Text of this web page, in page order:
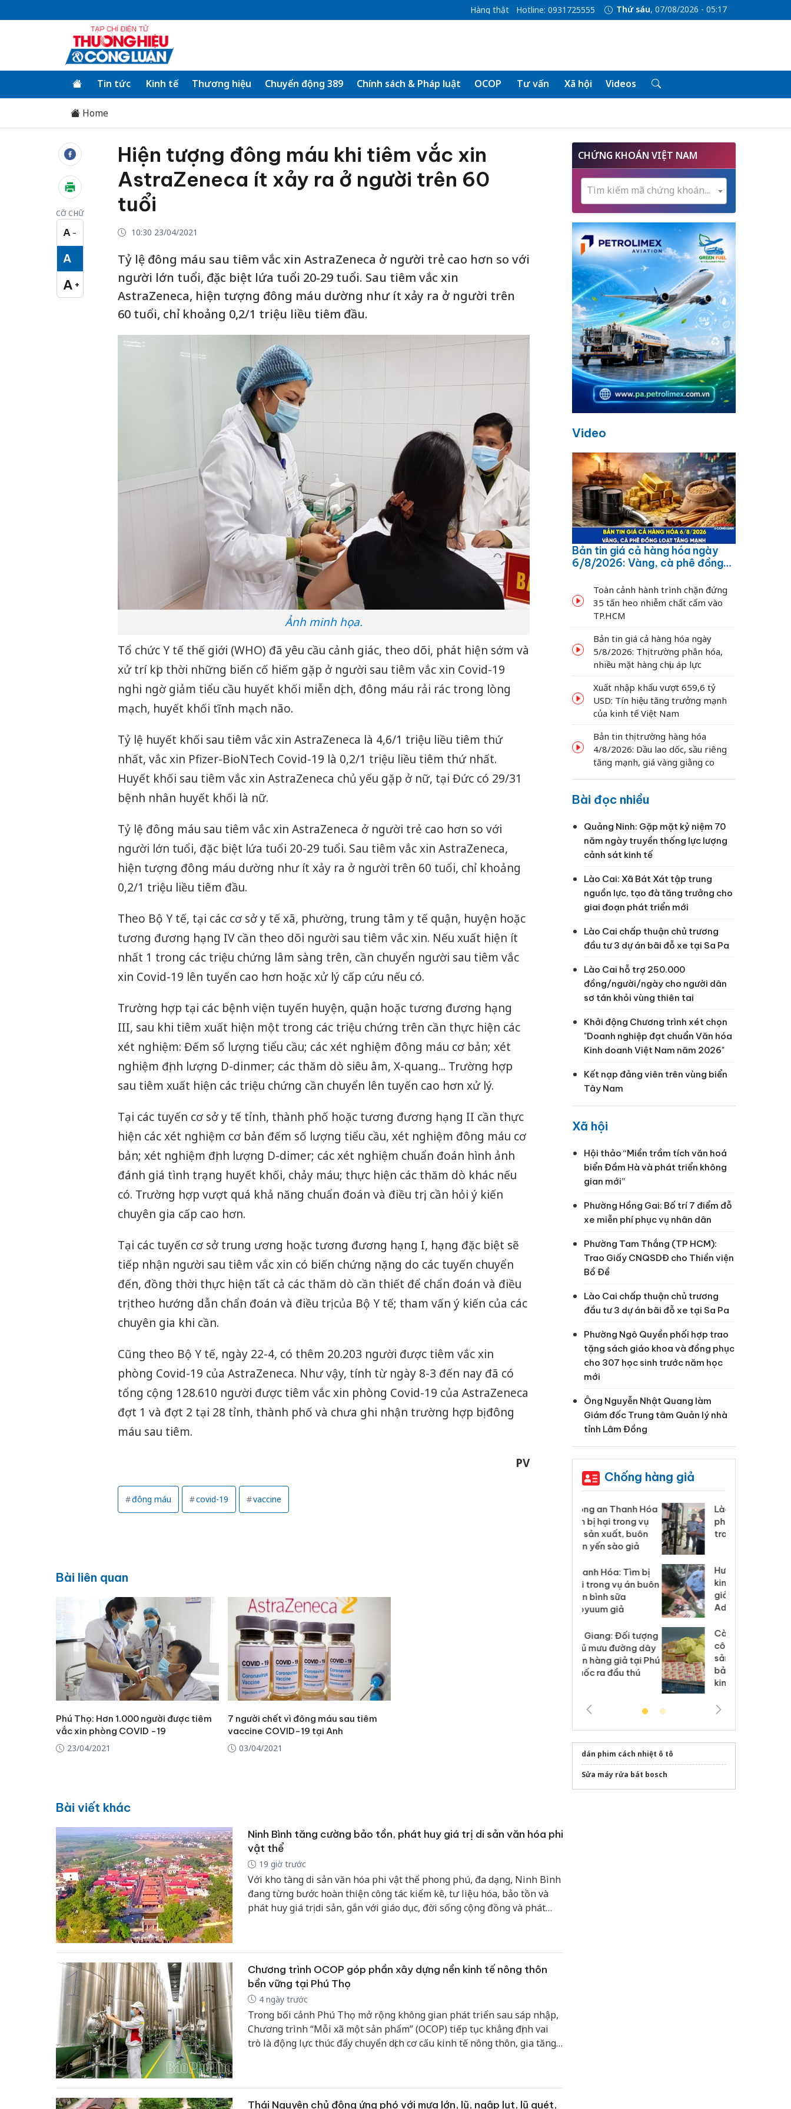
Hàng thật Hotline: 0931725555 Thứ sáu, 07/08/2026 - 05:17
Tin tức Kinh tế Thương hiệu Chuyển động 389 Chính sách & Pháp luật OCOP Tư vấn Xã hội Videos
Home
CỠ CHỮ
A −
Cỡ chữ nhỏ
A
Cỡ chữ vừa
A +
Cỡ chữ lớn
Hiện tượng đông máu khi tiêm vắc xin
AstraZeneca ít xảy ra ở người trên 60
tuổi
10:30 23/04/2021
Tỷ lệ đông máu sau tiêm vắc xin AstraZeneca ở người trẻ cao hơn so với
người lớn tuổi, đặc biệt lứa tuổi 20-29 tuổi. Sau tiêm vắc xin
AstraZeneca, hiện tượng đông máu dường như ít xảy ra ở người trên
60 tuổi, chỉ khoảng 0,2/1 triệu liều tiêm đầu.
Ảnh minh họa.
Tổ chức Y tế thế giới (WHO) đã yêu cầu cảnh giác, theo dõi, phát hiện sớm và
xử trí kịp thời những biến cố hiếm gặp ở người sau tiêm vắc xin Covid-19
nghi ngờ giảm tiểu cầu huyết khối miễn dịch, đông máu rải rác trong lòng
mạch, huyết khối tĩnh mạch não.
Tỷ lệ huyết khối sau tiêm vắc xin AstraZeneca là 4,6/1 triệu liều tiêm thứ
nhất, vắc xin Pfizer-BioNTech Covid-19 là 0,2/1 triệu liều tiêm thứ nhất.
Huyết khối sau tiêm vắc xin AstraZeneca chủ yếu gặp ở nữ, tại Đức có 29/31
bệnh nhân huyết khối là nữ.
Tỷ lệ đông máu sau tiêm vắc xin AstraZeneca ở người trẻ cao hơn so với
người lớn tuổi, đặc biệt lứa tuổi 20-29 tuổi. Sau tiêm vắc xin AstraZeneca,
hiện tượng đông máu dường như ít xảy ra ở người trên 60 tuổi, chỉ khoảng
0,2/1 triệu liều tiêm đầu.
Theo Bộ Y tế, tại các cơ sở y tế xã, phường, trung tâm y tế quận, huyện hoặc
tương đương hạng IV cần theo dõi người sau tiêm vắc xin. Nếu xuất hiện ít
nhất 1 trong các triệu chứng lâm sàng trên, cần chuyển người sau tiêm vắc
xin Covid-19 lên tuyến cao hơn hoặc xử lý cấp cứu nếu có.
Trường hợp tại các bệnh viện tuyến huyện, quận hoặc tương đương hạng
III, sau khi tiêm xuất hiện một trong các triệu chứng trên cần thực hiện các
xét nghiệm: Đếm số lượng tiểu cầu; các xét nghiệm đông máu cơ bản; xét
nghiệm định lượng D-dinmer; các thăm dò siêu âm, X-quang... Trường hợp
sau tiêm xuất hiện các triệu chứng cần chuyển lên tuyến cao hơn xử lý.
Tại các tuyến cơ sở y tế tỉnh, thành phố hoặc tương đương hạng II cần thực
hiện các xét nghiệm cơ bản đếm số lượng tiểu cầu, xét nghiệm đông máu cơ
bản; xét nghiệm định lượng D-dimer; các xét nghiệm chuẩn đoán hình ảnh
đánh giá tình trạng huyết khối, chảy máu; thực hiện các thăm dò khác nếu
có. Trường hợp vượt quá khả năng chuẩn đoán và điều trị, cần hỏi ý kiến
chuyên gia cấp cao hơn.
Tại các tuyến cơ sở trung ương hoặc tương đương hạng I, hạng đặc biệt sẽ
tiếp nhận người sau tiêm vắc xin có biến chứng nặng do các tuyến chuyển
đến, đồng thời thực hiện tất cả các thăm dò cần thiết để chẩn đoán và điều
trị theo hướng dẫn chẩn đoán và điều trị của Bộ Y tế; tham vấn ý kiến của các
chuyên gia khi cần.
Cũng theo Bộ Y tế, ngày 22-4, có thêm 20.203 người được tiêm vắc xin
phòng Covid-19 của AstraZeneca. Như vậy, tính từ ngày 8-3 đến nay đã có
tổng cộng 128.610 người được tiêm vắc xin phòng Covid-19 của AstraZeneca
đợt 1 và đợt 2 tại 28 tỉnh, thành phố và chưa ghi nhận trường hợp bị đông
máu sau tiêm.
PV
đông máu covid-19 vaccine
Bài liên quan
Phú Thọ: Hơn 1.000 người được tiêm
vắc xin phòng COVID -19
23/04/2021
7 người chết vì đông máu sau tiêm
vaccine COVID-19 tại Anh
03/04/2021
Bài viết khác
Ninh Bình tăng cường bảo tồn, phát huy giá trị di sản văn hóa phi
vật thể
19 giờ trước
Với kho tàng di sản văn hóa phi vật thể phong phú, đa dạng, Ninh Bình
đang từng bước hoàn thiện công tác kiểm kê, tư liệu hóa, bảo tồn và
phát huy giá trị di sản, gắn với giáo dục, đời sống cộng đồng và phát
Chương trình OCOP góp phần xây dựng nền kinh tế nông thôn
bền vững tại Phú Thọ
4 ngày trước
Trong bối cảnh Phú Thọ mở rộng không gian phát triển sau sáp nhập,
Chương trình “Mỗi xã một sản phẩm” (OCOP) tiếp tục khẳng định vai
trò là động lực thúc đẩy chuyển dịch cơ cấu kinh tế nông thôn, gia tăng
Thái Nguyên chủ động ứng phó với mưa lớn, lũ, ngập lụt, lũ quét,
CHỨNG KHOÁN VIỆT NAM
Tìm kiếm mã chứng khoán...
Video
Bản tin giá cả hàng hóa ngày
6/8/2026: Vàng, cà phê đồng
Toàn cảnh hành trình chặn đứng
35 tấn heo nhiễm chất cấm vào
TP.HCM
Bản tin giá cả hàng hóa ngày
5/8/2026: Thị trường phân hóa,
nhiều mặt hàng chịu áp lực
Xuất nhập khẩu vượt 659,6 tỷ
USD: Tín hiệu tăng trưởng mạnh
của kinh tế Việt Nam
Bản tin thị trường hàng hóa
4/8/2026: Dầu lao dốc, sầu riêng
tăng mạnh, giá vàng giằng co
Bài đọc nhiều
Quảng Ninh: Gặp mặt kỷ niệm 70
năm ngày truyền thống lực lượng
cảnh sát kinh tế
Lào Cai: Xã Bát Xát tập trung
nguồn lực, tạo đà tăng trưởng cho
giai đoạn phát triển mới
Lào Cai chấp thuận chủ trương
đầu tư 3 dự án bãi đỗ xe tại Sa Pa
Lào Cai hỗ trợ 250.000
đồng/người/ngày cho người dân
sơ tán khỏi vùng thiên tai
Khởi động Chương trình xét chọn
"Doanh nghiệp đạt chuẩn Văn hóa
Kinh doanh Việt Nam năm 2026"
Kết nạp đảng viên trên vùng biển
Tây Nam
Xã hội
Hội thảo “Miền trầm tích văn hoá
biển Đầm Hà và phát triển không
gian mới”
Phường Hồng Gai: Bố trí 7 điểm đỗ
xe miễn phí phục vụ nhân dân
Phường Tam Thắng (TP HCM):
Trao Giấy CNQSDĐ cho Thiền viện
Bồ Đề
Lào Cai chấp thuận chủ trương
đầu tư 3 dự án bãi đỗ xe tại Sa Pa
Phường Ngô Quyền phối hợp trao
tặng sách giáo khoa và đồng phục
cho 307 học sinh trước năm học
mới
Ông Nguyễn Nhật Quang làm
Giám đốc Trung tâm Quản lý nhà
tỉnh Lâm Đồng
Chống hàng giả
Lào Cai xử lý 83 vụ vi
phạm thương mại
trong tháng 7
Hưng Yên: Xử lý 6 hộ
kinh doanh bán hàng
giả mạo nhãn hiệu
Adidas, Nike
Cà Mau: Tiêu hủy
công khai hàng ngàn
sản phẩm nhập lậu,
bảo vệ môi trường
kinh doanh
dán phim cách nhiệt ô tô
Sửa máy rửa bát bosch